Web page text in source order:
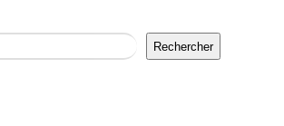
Rechercher